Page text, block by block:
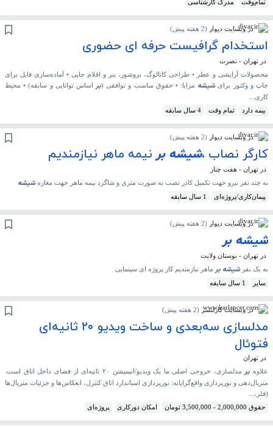
تمام‌وقت مدرک کارشناسی
در وبسایت دیوار (2 هفته پیش )
استخدام گرافیست حرفه ای حضوری
در تهران - نصرت
محصولات آرایشی و عطر • طراحی کاتالوگ، بروشور، بنر و اقلام چاپی • آماده‌سازی فایل‌ برای
چاپ و وکتور برایشیشه مزایا: • حقوق مناسب و توافقی (بر اساس توانایی و سابقه) • محیط
کاری...
بیمه دارد
تمام وقت 4 سال سابقه
در وبسایت دیوار (2 هفته پیش )
کارگر نصاب ،شیشه برنیمه ماهر نیازمندیم
در تهران - هفت چنار
به چند نفر نیرو جهت تکمیل کادر نصب به صورت متری و شاگرد نیمه ماهر جهت مغازهشیشه
پیمان‌کاری/پروژه‌ای 1 سال سابقه
در وبسایت دیوار (2 هفته پیش )
شیشه بر
در تهران - بوستان ولایت
به یک نفرشیشه بر ماهر نیازمندیم کار پروژه ای سینمایی
سایر
1 سال سابقه
در وبسایت کارلنسر (2 هفته پیش )
مدلسازی سه‌بعدی و ساخت ویدیو ۲۰ ثانیه‌ای
فتوئال
در تهران
علاوه بر
مدلسازی، خروجی اصلی ما یک ویدیو/انیمیشن ۲۰ ثانیه‌ای از فضای داخل اتاق است.
متریال‌دهی و نورپردازی واقع‌گرایانه: نورپردازی استاندارد اتاق کنترل، انعکاس‌ها و جزئیات متریال‌ها
(فلز،...
حقوق 2,000,000 - 3,500,000 تومان
امکان دورکاری پروژه‌ای